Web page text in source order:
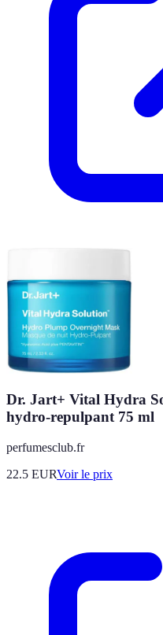
Dr. Jart+ Vital Hydra
hydro-repulpant 75 ml
perfumesclub.fr
22.5 EURVoir le prix